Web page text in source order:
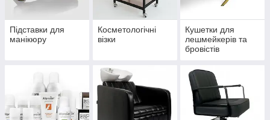
Підставки для
манікюру
Косметологічні
візки
Кушетки для
лешмейкерів та
бровістів